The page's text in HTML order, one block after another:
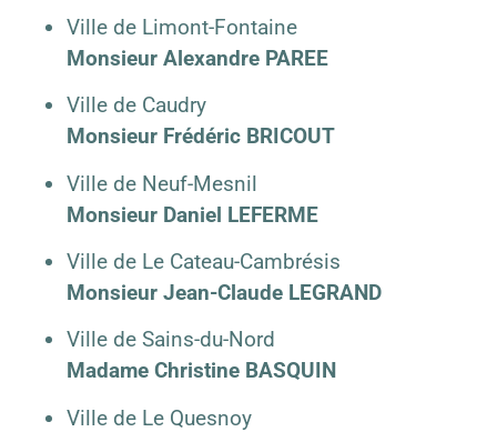
Ville de Limont-Fontaine
Monsieur Alexandre PAREE
Ville de Caudry
Monsieur Frédéric BRICOUT
Ville de Neuf-Mesnil
Monsieur Daniel LEFERME
Ville de Le Cateau-Cambrésis
Monsieur Jean-Claude LEGRAND
Ville de Sains-du-Nord
Madame Christine BASQUIN
Ville de Le Quesnoy